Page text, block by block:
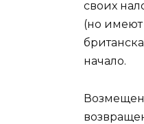
своих
(но имеют
начало.